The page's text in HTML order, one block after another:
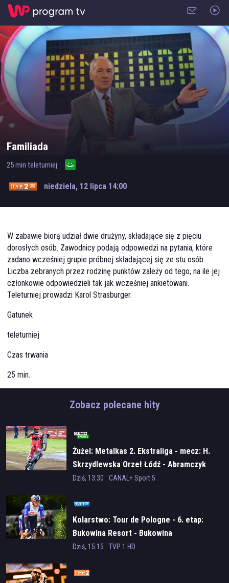
Familiada
25min teleturniej
niedziela, 12 lipca 14:00
W zabawie biorą udział dwie drużyny, składające się z pięciu
dorosłych osób. Zawodnicy podają odpowiedzi na pytania, które
zadano wcześniej grupie próbnej składającej się ze stu osób.
Liczba zebranych przez rodzinę punktów zależy od tego, na ile jej
członkowie odpowiedzieli tak jak wcześniej ankietowani.
Teleturniej prowadzi Karol Strasburger.
Gatunek
teleturniej
Czas trwania
25 min.
Zobacz polecane hity
Żużel: Metalkas 2. Ekstraliga - mecz: H.
Skrzydlewska Orzeł Łódź - Abramczyk
Polonia Bydgoszcz
Dziś, 13:30 CANAL+ Sport 5
Kolarstwo: Tour de Pologne - 6. etap:
Bukowina Resort - Bukowina
Tatrzańska
Dziś, 15:15 TVP 1 HD